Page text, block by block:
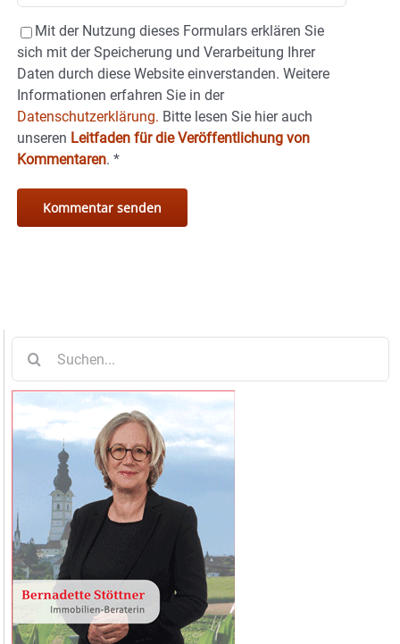
Mit der Nutzung dieses Formulars erklären Sie
sich mit der Speicherung und Verarbeitung Ihrer
Daten durch diese Website einverstanden. Weitere
Informationen erfahren Sie in der
Datenschutzerklärung. Bitte lesen Sie hier auch
unseren Leitfaden für die Veröffentlichung von
Kommentaren. *
nach: